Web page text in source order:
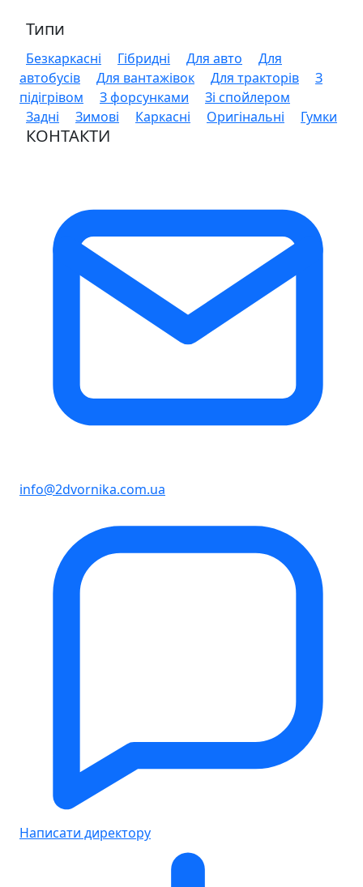
Типи
Безкаркасні Гібридні Для авто
Для
автобусів
Для вантажівок Для тракторів
З
підігрівом
З форсунками
Зі спойлером
Задні
Зимові Каркасні Оригінальні Гумки
КОНТАКТИ
info@2dvornika.com.ua
Написати директору